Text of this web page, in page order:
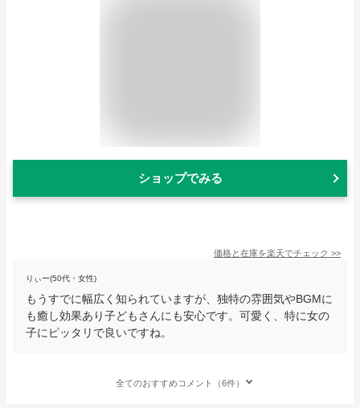
ショップでみる
価格と在庫を楽天でチェック >>
りぃー(50代・女性)
もうすでに幅広く知られていますが、独特の雰囲気やBGMに
も癒し効果あり子どもさんにも安心です。可愛く、特に女の
子にピッタリで良いですね。
全てのおすすめコメント（6件）